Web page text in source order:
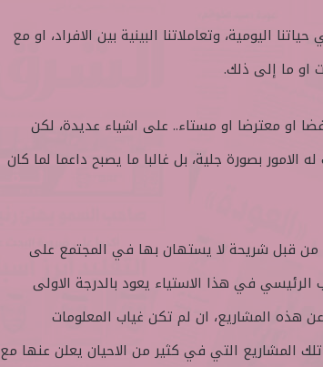
اليومية، وتعاملاتنا البينية بين الافراد، او مع
او ما إلى ذلك.
او معترضا او مستاء.. على اشياء عديدة، لكن
بصورة جلية، بل غالبا ما يصبح داعما لما كان
من قبل شريحة لا يستهان بها في المجتمع على
في هذا الاستياء يعود بالدرجة الاولى
عن هذه المشاريع، ان لم تكن غياب المعلومات
المشاريع التي في كثير من الاحيان يعلن عنها مع